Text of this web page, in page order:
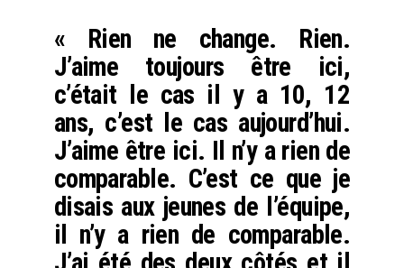
« Rien ne change. Rien.
J’aime toujours être ici,
c’était le cas il y a 10, 12
ans, c’est le cas aujourd’hui.
J’aime être ici. Il n’y a rien de
comparable. C’est ce que je
disais aux jeunes de l’équipe,
il n’y a rien de comparable.